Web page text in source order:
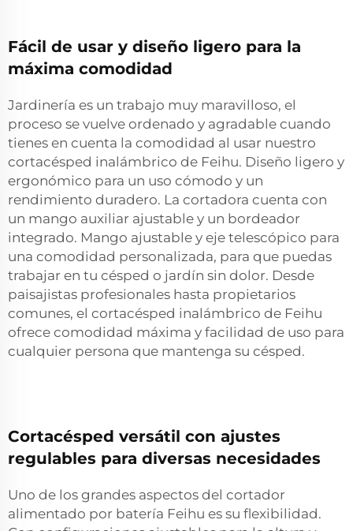
Fácil de usar y diseño ligero para la
máxima comodidad
Jardinería es un trabajo muy maravilloso, el
proceso se vuelve ordenado y agradable cuando
tienes en cuenta la comodidad al usar nuestro
cortacésped inalámbrico de Feihu. Diseño ligero y
ergonómico para un uso cómodo y un
rendimiento duradero. La cortadora cuenta con
un mango auxiliar ajustable y un bordeador
integrado. Mango ajustable y eje telescópico para
una comodidad personalizada, para que puedas
trabajar en tu césped o jardín sin dolor. Desde
paisajistas profesionales hasta propietarios
comunes, el cortacésped inalámbrico de Feihu
ofrece comodidad máxima y facilidad de uso para
cualquier persona que mantenga su césped.
Cortacésped versátil con ajustes
regulables para diversas necesidades
Uno de los grandes aspectos del cortador
alimentado por batería Feihu es su flexibilidad.